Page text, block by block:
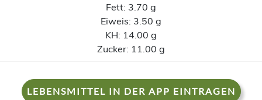
Fett: 3.70 g
Eiweis: 3.50 g
KH: 14.00 g
Zucker: 11.00 g
LEBENSMITTEL IN DER APP EINTRAGEN